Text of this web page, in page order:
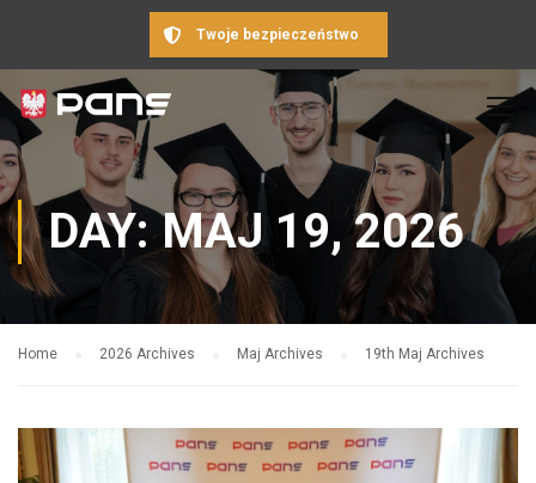
Twoje bezpieczeństwo
DAY: MAJ 19, 2026
Home 2026 Archives Maj Archives 19th Maj Archives